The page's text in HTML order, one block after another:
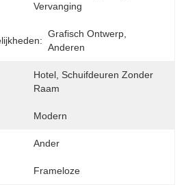
Vervanging
Grafisch Ontwerp,
Anderen
Hotel, Schuifdeuren Zonder
Raam
Modern
Ander
Frameloze